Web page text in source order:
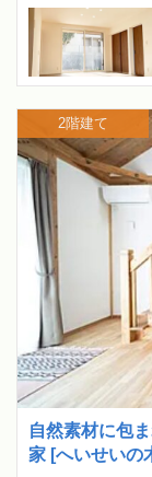
自然素材に包
家 [へいせいの
2階建て